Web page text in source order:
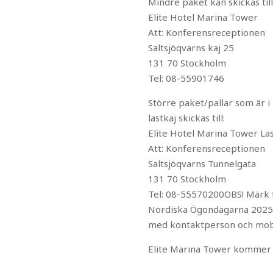
Elite Hotel Marina Tower
Att: Konferensreceptionen
Saltsjöqvarns kaj 25
131 70 Stockholm
Tel: 08-55901746
Större paket/pallar som är i
lastkaj skickas till:
Elite Hotel Marina Tower
Att: Konferensreceptionen
Saltsjöqvarns Tunnelgata
131 70 Stockholm
Tel: 08-55570200OBS!
Nordiska Ögondagarna
med kontaktperson och
Elite Marina Tower